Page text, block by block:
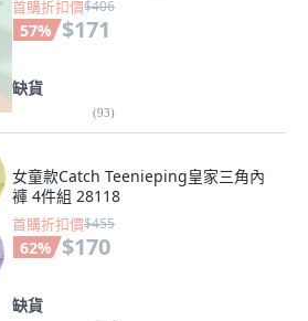
首購折扣價$406
57% $171
缺貨
(93)
女童款Catch Teenieping皇家三角內
褲 4件組 28118
首購折扣價$455
62% $170
缺貨